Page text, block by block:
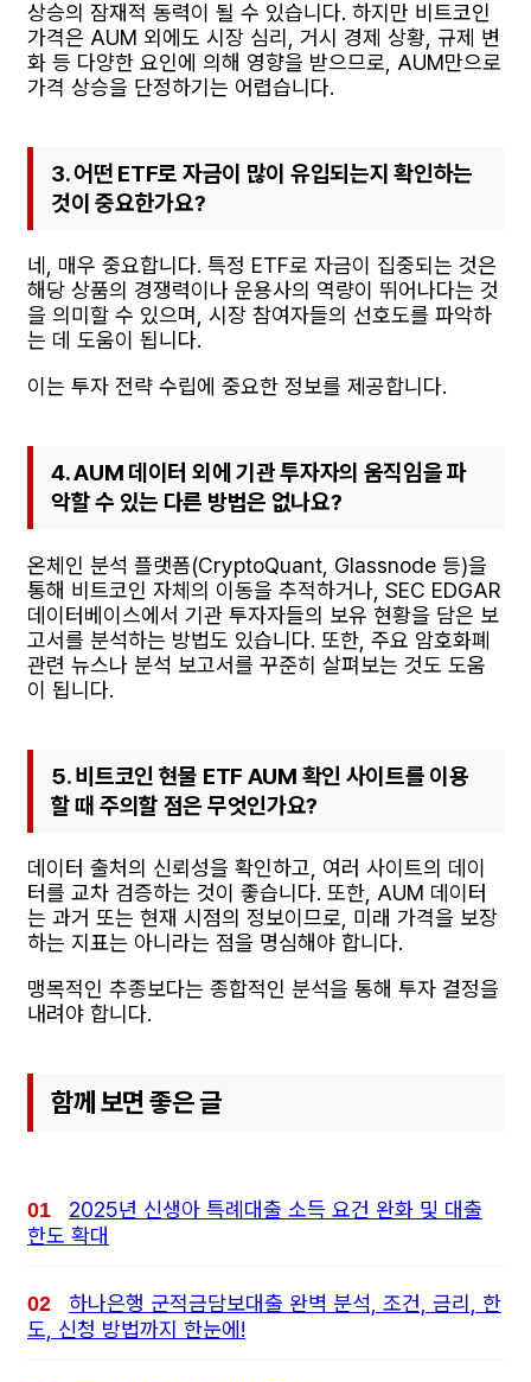
상승의 잠재적 동력이 될 수 있습니다. 하지만 비트코인
가격은 AUM 외에도 시장 심리, 거시 경제 상황, 규제 변
화 등 다양한 요인에 의해 영향을 받으므로, AUM만으로
가격 상승을 단정하기는 어렵습니다.
3. 어떤 ETF로 자금이 많이 유입되는지 확인하는
것이 중요한가요?
네, 매우 중요합니다. 특정 ETF로 자금이 집중되는 것은
해당 상품의 경쟁력이나 운용사의 역량이 뛰어나다는 것
을 의미할 수 있으며, 시장 참여자들의 선호도를 파악하
는 데 도움이 됩니다.
이는 투자 전략 수립에 중요한 정보를 제공합니다.
4. AUM 데이터 외에 기관 투자자의 움직임을 파
악할 수 있는 다른 방법은 없나요?
온체인 분석 플랫폼(CryptoQuant, Glassnode 등)을
통해 비트코인 자체의 이동을 추적하거나, SEC EDGAR
데이터베이스에서 기관 투자자들의 보유 현황을 담은 보
고서를 분석하는 방법도 있습니다. 또한, 주요 암호화폐
관련 뉴스나 분석 보고서를 꾸준히 살펴보는 것도 도움
이 됩니다.
5. 비트코인 현물 ETF AUM 확인 사이트를 이용
할 때 주의할 점은 무엇인가요?
데이터 출처의 신뢰성을 확인하고, 여러 사이트의 데이
터를 교차 검증하는 것이 좋습니다. 또한, AUM 데이터
는 과거 또는 현재 시점의 정보이므로, 미래 가격을 보장
하는 지표는 아니라는 점을 명심해야 합니다.
맹목적인 추종보다는 종합적인 분석을 통해 투자 결정을
내려야 합니다.
함께 보면 좋은 글
2025년 신생아 특례대출 소득 요건 완화 및 대출
한도 확대
하나은행 군적금담보대출 완벽 분석, 조건, 금리, 한
도, 신청 방법까지 한눈에!